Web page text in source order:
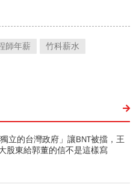
師年薪
竹科薪水
立的台灣政府」讓BNT被擋，王
股東給郭董的信不是這樣寫